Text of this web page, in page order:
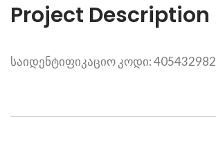
Project Description
საიდენტიფიკაციო კოდი: 405432982